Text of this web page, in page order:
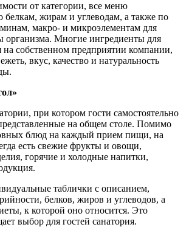
от категории, все меню
белкам, жирам и углеводам, а также по
макро- и микроэлементам для
организма. Многие ингредиенты для
на собственном предприятии компании,
вкус, качество и натуральность
при котором гости самостоятельно
на общем столе. Помимо
блюд на каждый прием пищи, на
есть свежие фрукты и овощи,
горячие и холодные напитки,
таблички с описанием,
белков, жиров и углеводов, а
к которой оно относится. Это
выбор для гостей санатория.